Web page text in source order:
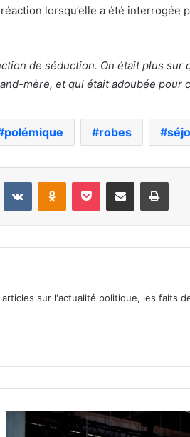
lorsqu’elle a été interrogée
de séduction. On était plus sur
mère, et qui était adoubée pour
polémique robes
VKontakteOdnoklassniki
Pocket Partager par email
sur l'actualité politique, les faits